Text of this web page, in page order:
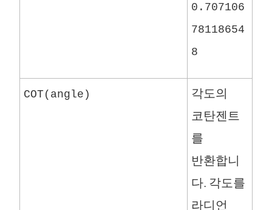
0.707106
78118654
8
COT(angle)
각도의
코탄젠트
를
반환합니
다. 각도를
라디언